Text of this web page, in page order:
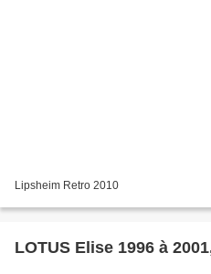
Lipsheim Retro 2010
LOTUS Elise 1996 à